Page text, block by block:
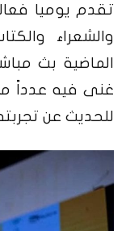
تقدم يوميا
والشعراء
الماضية بث
غنى فيه عدداً
للحديث عن